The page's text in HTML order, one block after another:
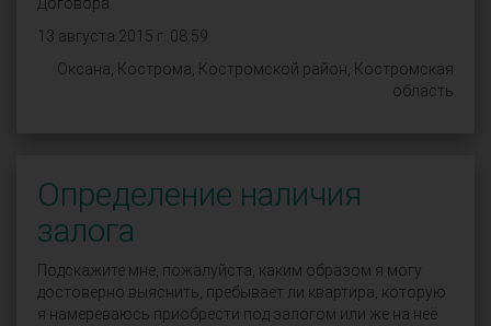
13 августа 2015 г. 08:59
Оксана, Кострома, Костромской район, Костромская
область
Определение наличия
залога
Подскажите мне, пожалуйста, каким образом я могу
достоверно выяснить, пребывает ли квартира, которую
я намереваюсь приобрести под залогом или же на неё